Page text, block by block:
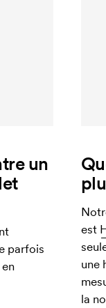
un
parfois
est
une
la